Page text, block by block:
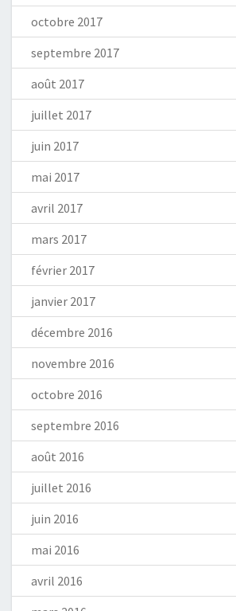
octobre 2017
septembre 2017
août 2017
juillet 2017
juin 2017
mai 2017
avril 2017
mars 2017
février 2017
janvier 2017
décembre 2016
novembre 2016
octobre 2016
septembre 2016
août 2016
juillet 2016
juin 2016
mai 2016
avril 2016